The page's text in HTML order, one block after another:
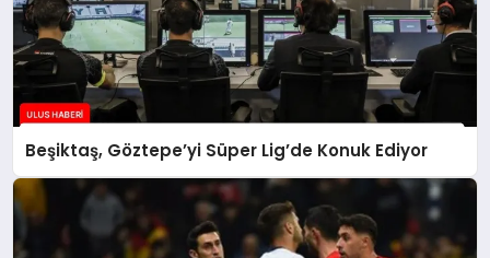
Beşiktaş, Göztepe’yi Süper Lig’de Konuk Ediyor